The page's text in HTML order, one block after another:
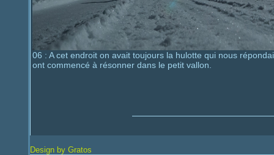
06 : A cet endroit on avait toujours la hulotte qui nous
ont commencé à résonner dans le petit vallon.
Design by Gratos